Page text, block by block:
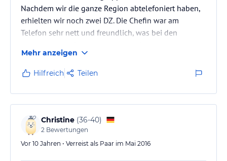
Nachdem wir die ganze Region abtelefoniert haben,
erhielten wir noch zwei DZ. Die Chefin war am
Telefon sehr nett und freundlich, was bei den
Mehr anzeigen
Hilfreich Teilen
Christine (36-40)
2 Bewertungen
Vor 10 Jahren • Verreist als Paar im Mai 2016